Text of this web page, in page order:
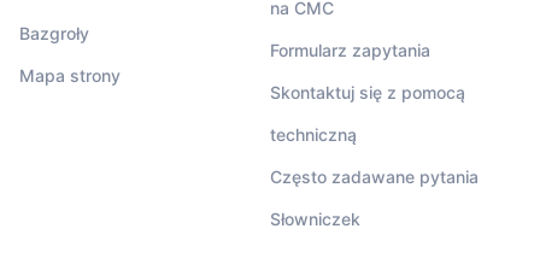
Bazgroły
Mapa strony
na CMC
Formularz zapytania
Skontaktuj się z pomocą
techniczną
Często zadawane pytania
Słowniczek